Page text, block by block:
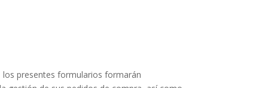
presentes formularios formarán